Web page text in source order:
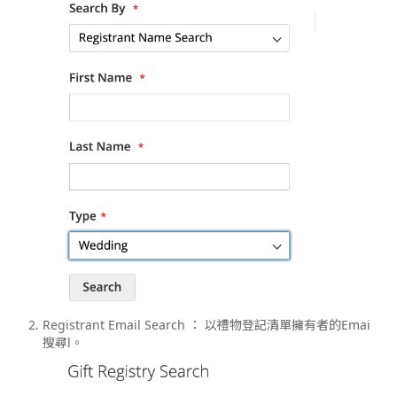
Registrant Email Search ： 以禮物登記清單擁有者的Emai
搜尋l。